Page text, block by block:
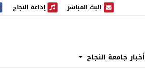
البث المباشر
البث المباشر إذاعة النجاح
إذاعة النجاح
أخبار جامعة النجاح